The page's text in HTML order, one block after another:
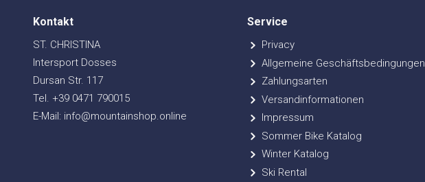
Kontakt
ST. CHRISTINA
Intersport Dosses
Dursan Str. 117
Tel. +39 0471 790015
E-Mail: info@mountainshop.online
Service
Privacy
Allgemeine Geschäftsbedingungen
Zahlungsarten
Versandinformationen
Impressum
Sommer Bike Katalog
Winter Katalog
Ski Rental